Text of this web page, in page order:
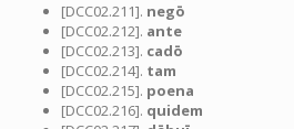
[DCC02.211]. negō
[DCC02.212]. ante
[DCC02.213]. cadō
[DCC02.214]. tam
[DCC02.215]. poena
[DCC02.216]. quidem